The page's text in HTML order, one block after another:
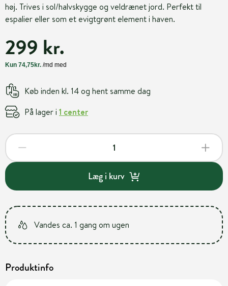
høj. Trives i sol/halvskygge og veldrænet jord. Perfekt til
espalier eller som et evigtgrønt element i haven.
299 kr.
Køb inden kl. 14 og hent samme dag
På lager i 1 center
Læg i kurv
Vandes ca. 1 gang om ugen
Produktinfo